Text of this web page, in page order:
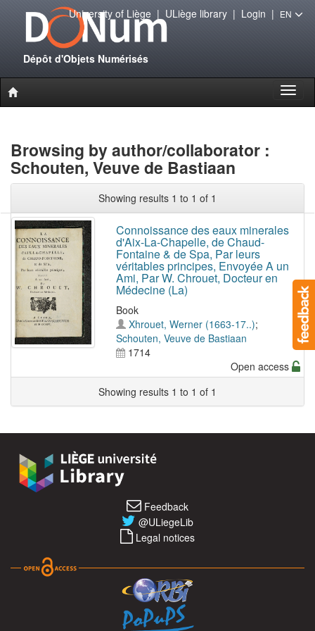
Dépôt d'Objets Numérisés
University of Liège| ULiège library| Login | EN
Browsing by author/collaborator :
Schouten, Veuve de Bastiaan
Showing results 1 to 1 of 1
Connoissance des eaux minerales
d'Aix-La-Chapelle, de Chaud-
Fontaine & de Spa, Par leurs
véritables principes, Envoyée A un
Ami, Par W. Chrouet, Docteur en
Médecine (La)
Book
Xhrouet, Werner (1663-17..);
Schouten, Veuve de Bastiaan
1714
Open access
Showing results 1 to 1 of 1
Feedback
@ULiegeLib
Legal notices